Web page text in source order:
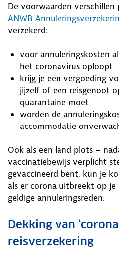
De voorwaarden verschillen
ANWB
verzekerd:
voor annuleringskosten
het coronavirus oploopt
krijg je een vergoeding
jijzelf of een reisgenoot
quarantaine moet
worden de
accommodatie
Ook als een land plots –
vaccinatiebewijs verplicht
gevaccineerd bent, kun je
als er corona uitbreekt op je
geldige annuleringsreden.
Dekking van
reisverzekering